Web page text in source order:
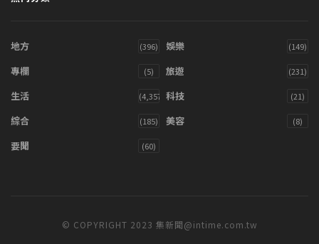
地方 (396) 娛樂 (149)
專欄 (5) 旅遊 (231)
生活 (4,357) 科技 (21)
綜合 (185) 美容 (8)
要聞 (60)
© COPYRIGHT 2023 集新聞@intime.com.tw